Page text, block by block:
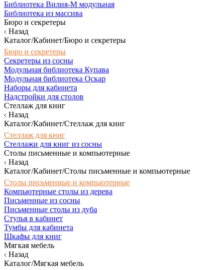
Библиотека Вилия-М модульная
Библиотека из массива
Бюро и секретеры
Назад
Каталог/Кабинет/Бюро и секретеры
Бюро и секретеры
Секретеры из сосны
Модульная библиотека Купава
Модульная библиотека Оскар
Наборы для кабинета
Надстройки для столов
Стеллаж для книг
Назад
Каталог/Кабинет/Стеллаж для книг
Стеллаж для книг
Стеллажи для книг из сосны
Столы письменные и компьютерные
Назад
Каталог/Кабинет/Столы письменные и компьютерные
Столы письменные и компьютерные
Компьютерные столы из дерева
Письменные из сосны
Письменные столы из дуба
Стулья в кабинет
Тумбы для кабинета
Шкафы для книг
Мягкая мебель
Назад
Каталог/Мягкая мебель